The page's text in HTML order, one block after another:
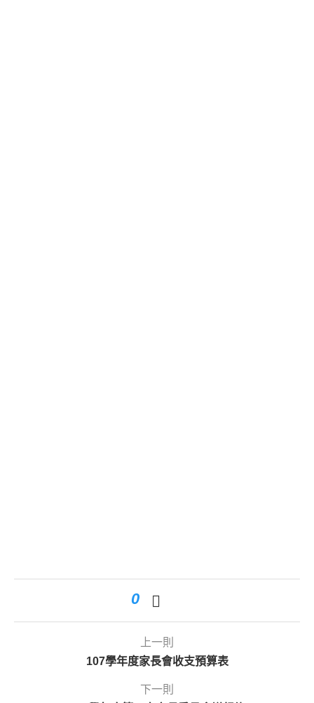
0
上一則
107學年度家長會收支預算表
下一則